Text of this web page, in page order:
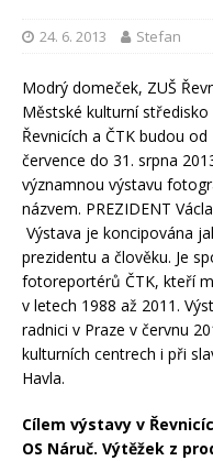
24. 6. 2013 Stefan
Modrý domeček, ZUŠ
Městské kulturní středisko
Řevnicích a ČTK budou od
července do 31. srpna
významnou výstavu
názvem. PREZIDENT
Výstava je koncipována
prezidentu a člověku. Je
fotoreportérů ČTK, kteří
v letech 1988 až 2011.
radnici v Praze v červnu
kulturních centrech i při
Havla.
Cílem výstavy v
OS Náruč. Výtěžek z